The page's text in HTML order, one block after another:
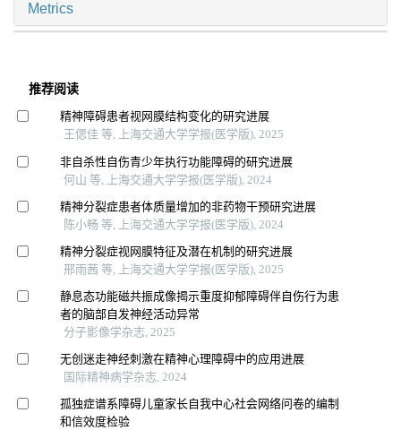
Metrics
推荐阅读
精神障碍患者视网膜结构变化的研究进展
王偲佳 等, 上海交通大学学报(医学版), 2025
非自杀性自伤青少年执行功能障碍的研究进展
何山 等, 上海交通大学学报(医学版), 2024
精神分裂症患者体质量增加的非药物干预研究进展
陈小畅 等, 上海交通大学学报(医学版), 2024
精神分裂症视网膜特征及潜在机制的研究进展
邢雨茜 等, 上海交通大学学报(医学版), 2025
静息态功能磁共振成像揭示重度抑郁障碍伴自伤行为患
者的脑部自发神经活动异常
分子影像学杂志, 2025
无创迷走神经刺激在精神心理障碍中的应用进展
国际精神病学杂志, 2024
孤独症谱系障碍儿童家长自我中心社会网络问卷的编制
和信效度检验